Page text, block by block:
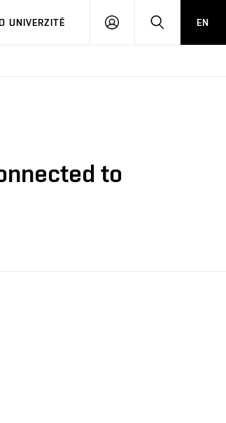
UNIVERZITĚ
PŘIHLÁSIT HLEDATEN
to